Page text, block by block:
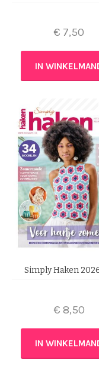
€ 7,50
IN
Simply Haken
€ 8,50
IN